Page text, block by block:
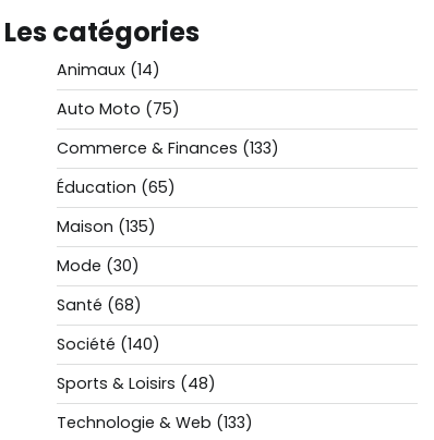
Les catégories
Animaux(14)
Auto Moto (75)
Commerce & Finances (133)
Éducation (65)
Maison (135)
Mode (30)
Santé (68)
Société (140)
Sports & Loisirs (48)
Technologie & Web (133)